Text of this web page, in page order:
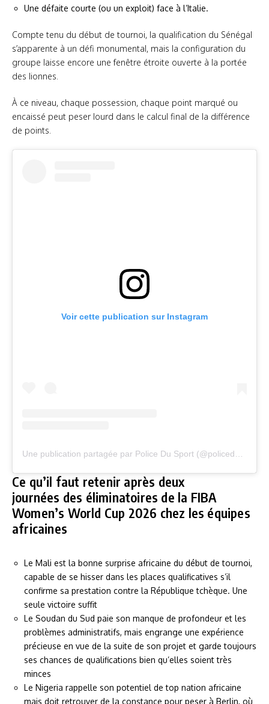
Une défaite courte (ou un exploit) face à l’Italie.
Compte tenu du début de tournoi, la qualification du Sénégal
s’apparente à un défi monumental, mais la configuration du
groupe laisse encore une fenêtre étroite ouverte à la portée
des lionnes.
À ce niveau, chaque possession, chaque point marqué ou
encaissé peut peser lourd dans le calcul final de la différence
de points.
Voir cette publication sur Instagram
Ce qu’il faut retenir après deux
journées des éliminatoires de la FIBA
Women’s World Cup 2026 chez les équipes
africaines
Le Mali est la bonne surprise africaine du début de tournoi,
capable de se hisser dans les places qualificatives s’il
confirme sa prestation contre la République tchèque. Une
seule victoire suffit
Le Soudan du Sud paie son manque de profondeur et les
problèmes administratifs, mais engrange une expérience
précieuse en vue de la suite de son projet et garde toujours
ses chances de qualifications bien qu’elles soient très
minces
Le Nigeria rappelle son potentiel de top nation africaine
mais doit retrouver de la constance pour peser à Berlin, où